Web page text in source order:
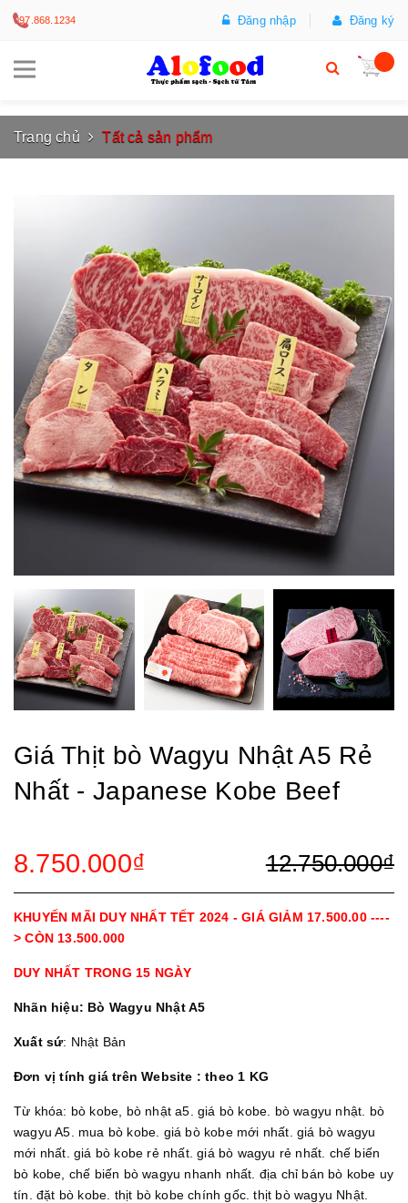
097.868.1234 Đăng nhập Đăng ký
Trang chủ Tất cả sản phẩm
Giá Thịt bò Wagyu Nhật A5 Rẻ
Nhất - Japanese Kobe Beef
8.750.000₫ 12.750.000₫
KHUYẾN MÃI DUY NHẤT TẾT 2024 - GIÁ GIẢM 17.500.00 ----
> CÒN 13.500.000
DUY NHẤT TRONG 15 NGÀY
Nhãn hiệu: Bò Wagyu Nhật A5
Xuất sứ: Nhật Bản
Đơn vị tính giá trên Website : theo 1 KG
Từ khóa: bò kobe, bò nhật a5. giá bò kobe. bò wagyu nhật. bò
wagyu A5. mua bò kobe. giá bò kobe mới nhất. giá bò wagyu
mới nhất. giá bò kobe rẻ nhất. giá bò wagyu rẻ nhất. chế biến
bò kobe, chế biến bò wagyu nhanh nhất. địa chỉ bán bò kobe uy
tín. đặt bò kobe. thịt bò kobe chính gốc. thịt bò wagyu Nhật.